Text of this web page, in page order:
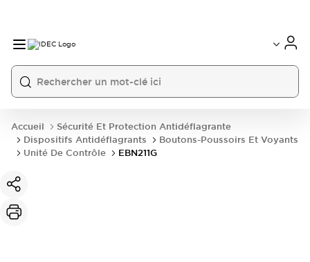
Accueil
Sécurité Et Protection Antidéflagrante
Dispositifs Antidéflagrants
Boutons-Poussoirs Et Voyants
Unité De Contrôle
EBN211G